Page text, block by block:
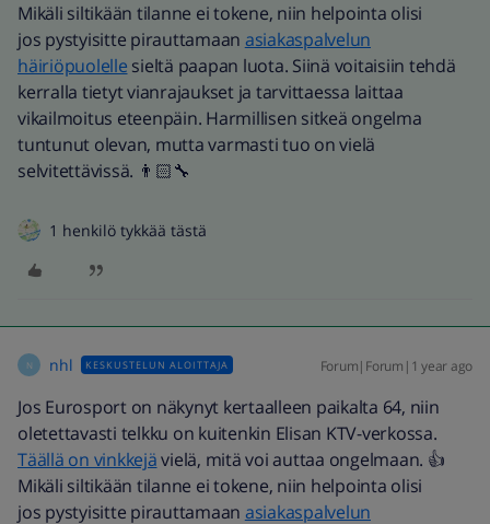
Mikäli siltikään tilanne ei tokene, niin helpointa olisi
jos pystyisitte pirauttamaan asiakaspalvelun
häiriöpuolelle sieltä paapan luota. Siinä voitaisiin tehdä
kerralla tietyt vianrajaukset ja tarvittaessa laittaa
vikailmoitus eteenpäin. Harmillisen sitkeä ongelma
tuntunut olevan, mutta varmasti tuo on vielä
selvitettävissä. 👨🏻‍🔧
1 henkilö tykkää tästä
N nhl KESKUSTELUN ALOITTAJA Forum|Forum|1 year ago
Jos Eurosport on näkynyt kertaalleen paikalta 64, niin
oletettavasti telkku on kuitenkin Elisan KTV-verkossa.
Täällä on vinkkejävielä, mitä voi auttaa ongelmaan. 👍
Mikäli siltikään tilanne ei tokene, niin helpointa olisi
jos pystyisitte pirauttamaan asiakaspalvelun